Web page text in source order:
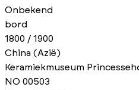
Onbekend
bord
1800 / 1900
China (Azië)
Keramiekmuseum
NO 00503